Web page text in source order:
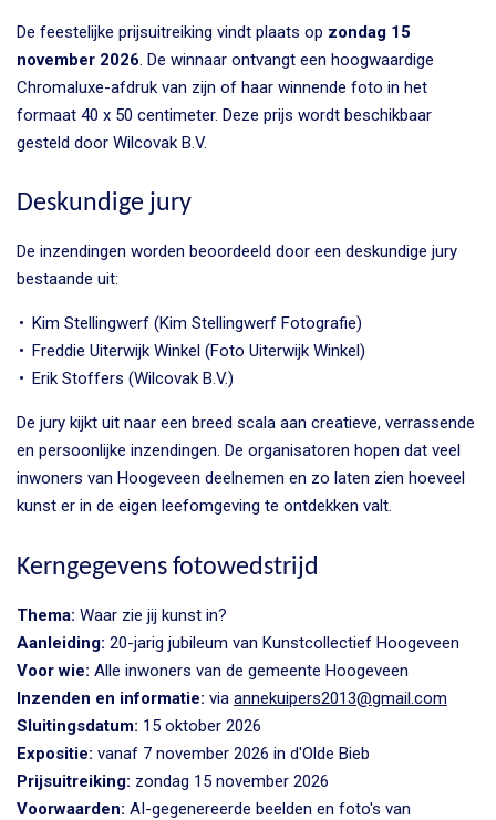
De feestelijke prijsuitreiking vindt plaats op zondag 15
november 2026. De winnaar ontvangt een hoogwaardige
Chromaluxe-afdruk van zijn of haar winnende foto in het
formaat 40 x 50 centimeter. Deze prijs wordt beschikbaar
gesteld door Wilcovak B.V.
Deskundige jury
De inzendingen worden beoordeeld door een deskundige jury
bestaande uit:
Kim Stellingwerf (Kim Stellingwerf Fotografie)
Freddie Uiterwijk Winkel (Foto Uiterwijk Winkel)
Erik Stoffers (Wilcovak B.V.)
De jury kijkt uit naar een breed scala aan creatieve, verrassende
en persoonlijke inzendingen. De organisatoren hopen dat veel
inwoners van Hoogeveen deelnemen en zo laten zien hoeveel
kunst er in de eigen leefomgeving te ontdekken valt.
Kerngegevens fotowedstrijd
Thema: Waar zie jij kunst in?
Aanleiding: 20-jarig jubileum van Kunstcollectief Hoogeveen
Voor wie: Alle inwoners van de gemeente Hoogeveen
Inzenden en informatie: via annekuipers2013@gmail.com
Sluitingsdatum: 15 oktober 2026
Expositie: vanaf 7 november 2026 in d'Olde Bieb
Prijsuitreiking: zondag 15 november 2026
Voorwaarden: AI-gegenereerde beelden en foto's van